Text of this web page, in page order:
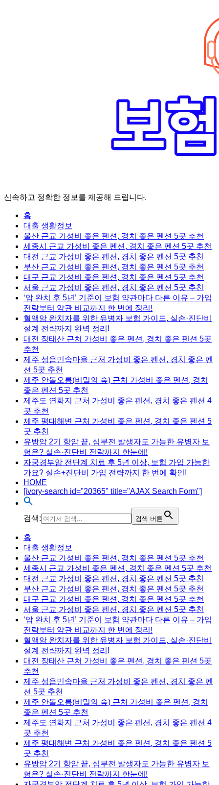
신속하고 정확한 정보를 제공해 드립니다.
홈
대출 생활정보
울산 근교 가성비 좋은 펜션, 경치 좋은 펜션 5곳 추천
세종시 근교 가성비 좋은 펜션, 경치 좋은 펜션 5곳 추천
대전 근교 가성비 좋은 펜션, 경치 좋은 펜션 5곳 추천
부산 근교 가성비 좋은 펜션, 경치 좋은 펜션 5곳 추천
대구 근교 가성비 좋은 펜션, 경치 좋은 펜션 5곳 추천
서울 근교 가성비 좋은 펜션, 경치 좋은 펜션 5곳 추천
‘암 완치 후 5년’ 기준이 보험 약관마다 다른 이유 – 가입
전략부터 약관 비교까지 한 번에 정리!
혈액암 완치자를 위한 유병자 보험 가이드, 실손·진단비
설계 전략까지 완벽 정리!
대전 장태산 근처 가성비 좋은 펜션, 경치 좋은 펜션 5곳
추천
제주 성읍민속마을 근처 가성비 좋은 펜션, 경치 좋은 펜
션 5곳 추천
제주 안돌오름(비밀의 숲) 근처 가성비 좋은 펜션, 경치
좋은 펜션 5곳 추천
제주도 연화지 근처 가성비 좋은 펜션, 경치 좋은 펜션 4
곳 추천
제주 평대해변 근처 가성비 좋은 펜션, 경치 좋은 펜션 5
곳 추천
유방암 2기 항암 끝, 심부전 발생자도 가능한 유병자 보
험은? 실손·진단비 전략까지 한눈에!
자궁경부암 전단계 치료 후 5년 이상, 보험 가입 가능한
가요? 실손+진단비 가입 전략까지 한 번에 확인!
HOME
[ivory-search id="20365" title="AJAX Search Form"]
검색: 검색 버튼
Menu
홈
대출 생활정보
울산 근교 가성비 좋은 펜션, 경치 좋은 펜션 5곳 추천
세종시 근교 가성비 좋은 펜션, 경치 좋은 펜션 5곳 추천
대전 근교 가성비 좋은 펜션, 경치 좋은 펜션 5곳 추천
부산 근교 가성비 좋은 펜션, 경치 좋은 펜션 5곳 추천
대구 근교 가성비 좋은 펜션, 경치 좋은 펜션 5곳 추천
서울 근교 가성비 좋은 펜션, 경치 좋은 펜션 5곳 추천
‘암 완치 후 5년’ 기준이 보험 약관마다 다른 이유 – 가입
전략부터 약관 비교까지 한 번에 정리!
혈액암 완치자를 위한 유병자 보험 가이드, 실손·진단비
설계 전략까지 완벽 정리!
대전 장태산 근처 가성비 좋은 펜션, 경치 좋은 펜션 5곳
추천
제주 성읍민속마을 근처 가성비 좋은 펜션, 경치 좋은 펜
션 5곳 추천
제주 안돌오름(비밀의 숲) 근처 가성비 좋은 펜션, 경치
좋은 펜션 5곳 추천
제주도 연화지 근처 가성비 좋은 펜션, 경치 좋은 펜션 4
곳 추천
제주 평대해변 근처 가성비 좋은 펜션, 경치 좋은 펜션 5
곳 추천
유방암 2기 항암 끝, 심부전 발생자도 가능한 유병자 보
험은? 실손·진단비 전략까지 한눈에!